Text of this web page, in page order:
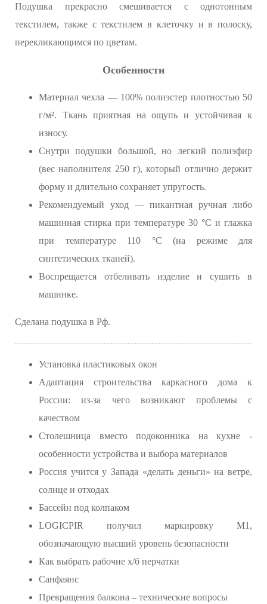
Подушка прекрасно смешивается с однотонным
текстилем, также с текстилем в клеточку и в полоску,
перекликающимся по цветам.
Особенности
Материал чехла — 100% полиэстер плотностью 50
г/м². Ткань приятная на ощупь и устойчивая к
износу.
Снутри подушки большой, но легкий полиэфир
(вес наполнителя 250 г), который отлично держит
форму и длительно сохраняет упругость.
Рекомендуемый уход — пикантная ручная либо
машинная стирка при температуре 30 °C и глажка
при температуре 110 °C (на режиме для
синтетических тканей).
Воспрещается отбеливать изделие и сушить в
машинке.
Сделана подушка в Рф.
Установка пластиковых окон
Адаптация строительства каркасного дома к
России: из-за чего возникают проблемы с
качеством
Столешница вместо подоконника на кухне -
особенности устройства и выбора материалов
Россия учится у Запада «делать деньги» на ветре,
солнце и отходах
Бассейн под колпаком
LOGICPIR получил маркировку M1,
обозначающую высший уровень безопасности
Как выбрать рабочие х/б перчатки
Санфаянс
Превращения балкона – технические вопросы